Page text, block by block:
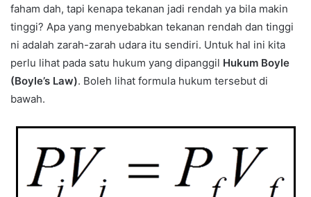
faham dah, tapi kenapa tekanan jadi rendah ya bila makin
tinggi? Apa yang menyebabkan tekanan rendah dan tinggi
ni adalah zarah-zarah udara itu sendiri. Untuk hal ini kita
perlu lihat pada satu hukum yang dipanggil Hukum Boyle
(Boyle’s Law). Boleh lihat formula hukum tersebut di
bawah.